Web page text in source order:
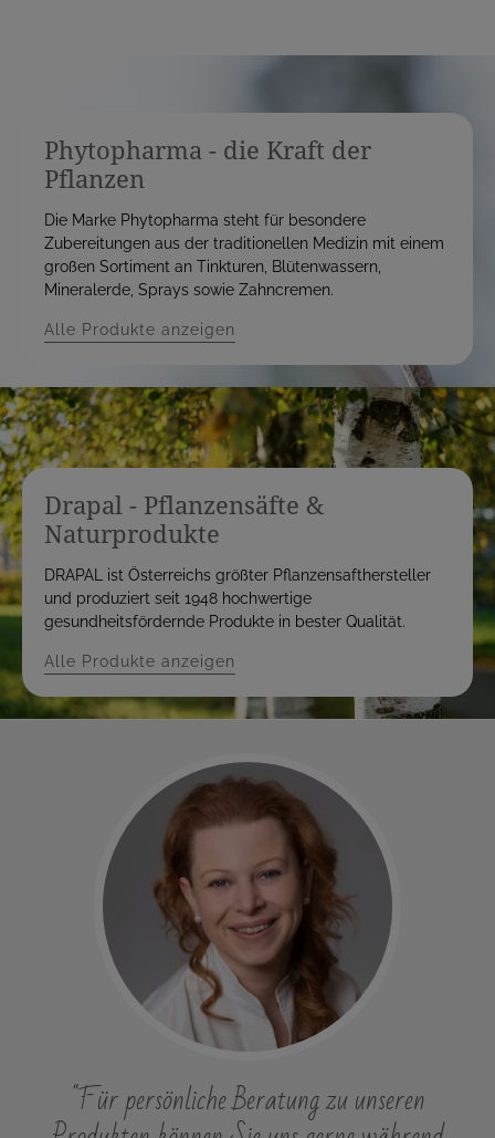
Phytopharma - die Kraft der
Pflanzen
Die Marke Phytopharma steht für besondere
Zubereitungen aus der traditionellen Medizin mit einem
großen Sortiment an Tinkturen, Blütenwassern,
Mineralerde, Sprays sowie Zahncremen.
Alle Produkte anzeigen
Drapal - Pflanzensäfte &
Naturprodukte
DRAPAL ist Österreichs größter Pflanzensafthersteller
und produziert seit 1948 hochwertige
gesundheitsfördernde Produkte in bester Qualität.
Alle Produkte anzeigen
"Für persönliche Beratung zu unseren